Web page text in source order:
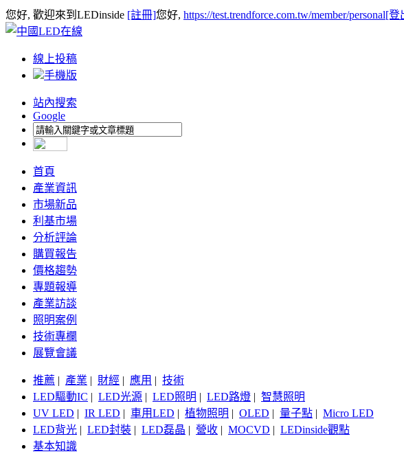
您好, 歡迎來到LEDinside [註冊]您好, https://test.trendforce.com.tw/member/personal[登
線上投稿
手機版
站內搜索
Google
首頁
產業資訊
市場新品
利基市場
分析評論
購買報告
價格趨勢
專題報導
產業訪談
照明案例
技術專欄
展覽會議
推薦 | 產業 | 財經 | 應用 | 技術
LED驅動IC | LED光源 | LED照明 | LED路燈 | 智慧照明
UV LED | IR LED | 車用LED | 植物照明 | OLED | 量子點 | Micro LED
LED背光 | LED封裝 | LED磊晶 | 營收 | MOCVD | LEDinside觀點
基本知識